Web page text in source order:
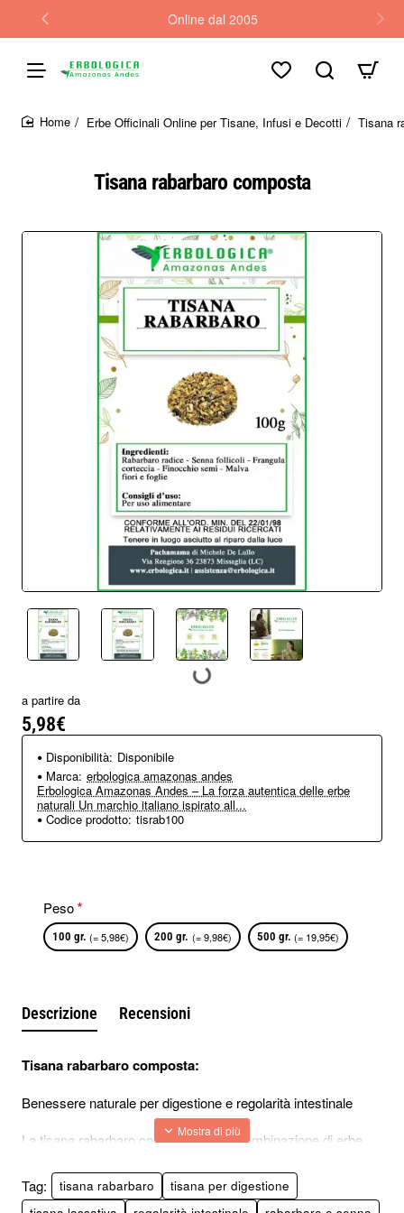
Online dal 2005
Tisana rabarbaro composta
Erbe Officinali Online per Tisane, Infusi e Decotti Tisana
a partire da
5,98€
Disponibilità: Disponibile
Marca: erbologica amazonas andes
Erbologica Amazonas Andes – La forza autentica delle erbe
naturali Un marchio italiano ispirato all...
Codice prodotto: tisrab100
Peso
100 gr. (= 5,98€) 200 gr. (= 9,98€) 500 gr. (= 19,95€)
Descrizione Recensioni
Tisana rabarbaro composta:
Benessere naturale per digestione e regolarità intestinale
La tisana rabarbaro composta è una combinazione di erbe
intestinale.
Tag: tisana rabarbaro
tisana per digestione